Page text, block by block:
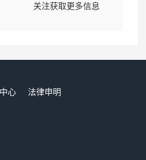
关注获取更多信息
心
法律申明